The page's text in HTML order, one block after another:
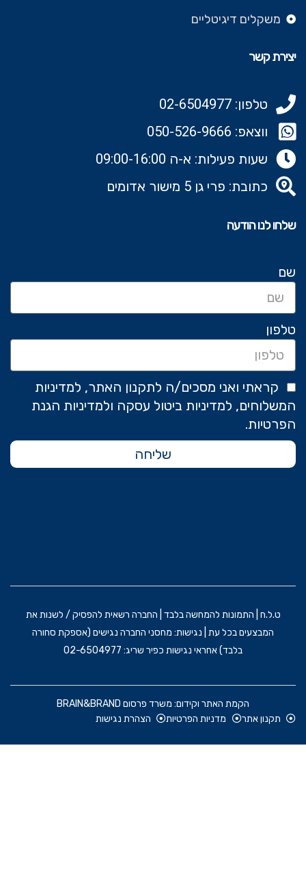
משקלים דיגיטליים
יצירת קשר
טלפון: 02-6504977
ווצאפ: 050-526-9666‬
שעות פעילות: א-ה 09:00-16:00
כתובת: פרי גן 5 מישור אדומים
שלחו לנו הודעה
שם
טלפון
קראתי ואני מסכים/ה לתקנון האתר, למדיניות
המשלוחים, למדיניות ביטול עסקה ולמדיניות הגנת
הפרטיות.
שליחה
ט.ל.ח | התמונות להמחשה בלבד | החברה רשאית להפסיק / לשנות את
המבצעים בכל עת | נגישות: מחסני החברה נגישים (אספקת סחורה
בלבד) אחראי נגישות כפיר שריג: 02-6504977
הקמת האתר וקידום: משרד פרסום BRAIN&BRAND
תקנון אתר
מדניות הפרטיות הצהרת נגישות